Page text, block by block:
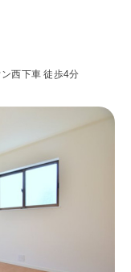
西下車 徒歩4分